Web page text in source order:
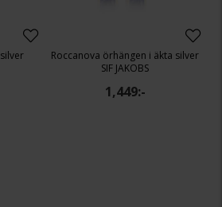
Roccanova örhängen i äkta silver
SIF JAKOBS
1,449:-